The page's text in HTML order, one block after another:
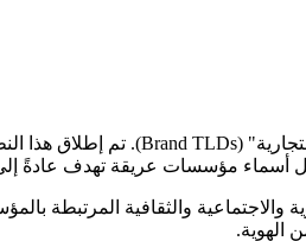
والاجتماعية والثقافية المرتبطة
الهوية.